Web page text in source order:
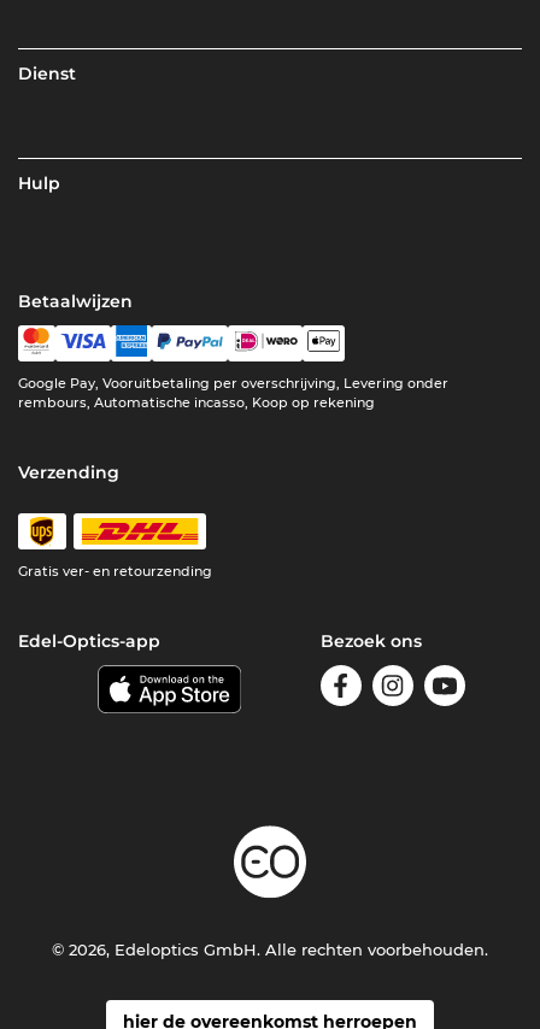
Dienst
Hulp
Betaalwijzen
Google Pay, Vooruitbetaling per overschrijving, Levering onder
rembours, Automatische incasso, Koop op rekening
Verzending
Gratis ver- en retourzending
Edel-Optics-app Bezoek ons
hier de overeenkomst herroepen
© 2026, Edeloptics GmbH. Alle rechten voorbehouden.